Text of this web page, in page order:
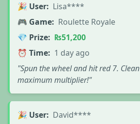
🎉 User: Lisa****
🎮 Game: Roulette Royale
💎 Prize: ₨51,200
⏰ Time: 1 day ago
"Spun the wheel and hit red 7.
maximum multiplier!"
🎉 User: David****